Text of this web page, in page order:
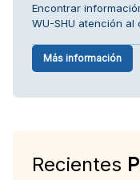
Encontrar
WU-SHU atención al
Más información
Recientes